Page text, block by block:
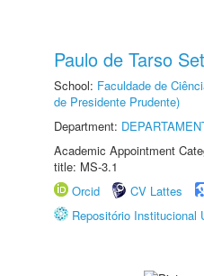
Paulo de Tarso
School: Faculdade de
de Presidente Prudente)
Department:
Academic Appointment
title: MS-3.1
Orcid
CV Lattes
Repositório Institucional